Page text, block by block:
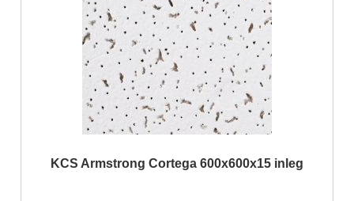
KCS Armstrong Cortega 600x600x15 inleg